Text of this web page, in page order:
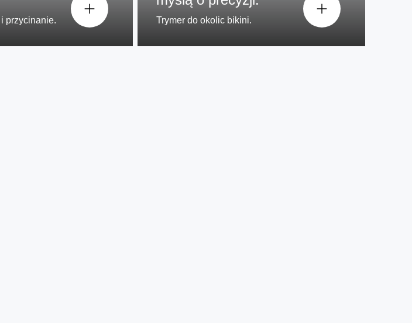
przycinanie. Trymer do okolic bikini.